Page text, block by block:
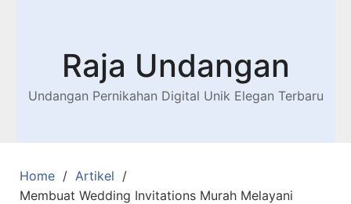
Raja Undangan
Undangan Pernikahan Digital Unik Elegan Terbaru
Home
Artikel
Membuat Wedding Invitations Murah Melayani